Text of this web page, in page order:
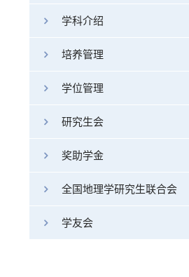
学科介绍
培养管理
学位管理
研究生会
奖助学金
全国地理学研究生联合会
学友会